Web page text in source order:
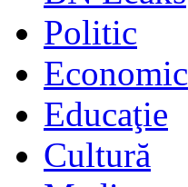
Politic
Economic
Educaţie
Cultură